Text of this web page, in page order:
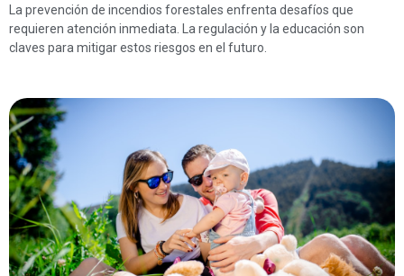
La prevención de incendios forestales enfrenta desafíos que
requieren atención inmediata. La regulación y la educación son
claves para mitigar estos riesgos en el futuro.